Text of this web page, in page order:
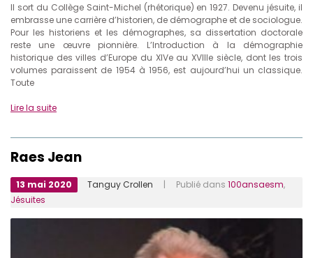
Il sort du Collège Saint-Michel (rhétorique) en 1927. Devenu jésuite, il
embrasse une carrière d’historien, de démographe et de sociologue.
Pour les historiens et les démographes, sa dissertation doctorale
reste une œuvre pionnière. L’Introduction à la démographie
historique des villes d’Europe du XlVe au XVIIIe siècle, dont les trois
volumes paraissent de 1954 à 1956, est aujourd’hui un classique.
Toute
Lire la suite
Raes Jean
13 mai 2020 Tanguy Crollen | Publié dans 100ansaesm,
Jésuites